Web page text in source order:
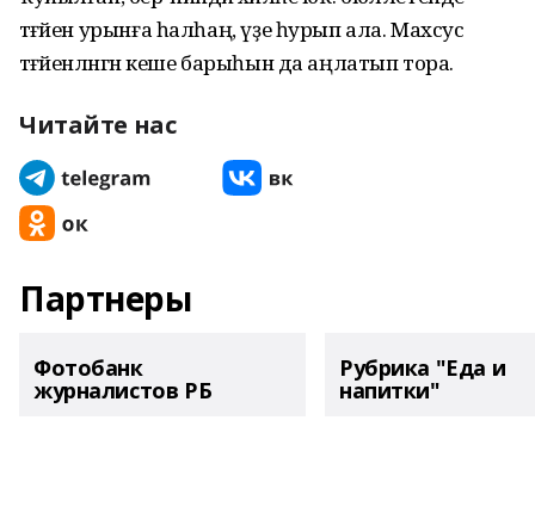
тәғәйен урынға һалһаң, үҙе һурып ала. Махсус
тәғәйенләнгән кеше барыһын да аңлатып тора.
Читайте нас
Партнеры
Фотобанк
журналистов РБ
Рубрика "Еда и
напитки"